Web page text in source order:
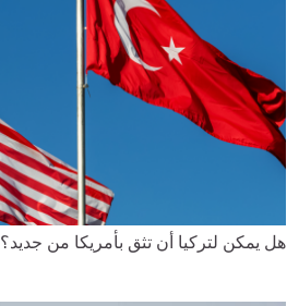
هل يمكن لتركيا أن تثق بأمريكا من جديد؟